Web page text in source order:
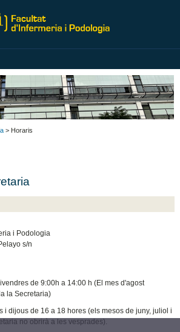
> Horaris
i Podologia
s/n
de 9:00h a 14:00 h (El mes d'agost
la Secretaria)
i dijous de 16 a 18 hores (els mesos de juny, juliol i
no obrirà a les vesprades).